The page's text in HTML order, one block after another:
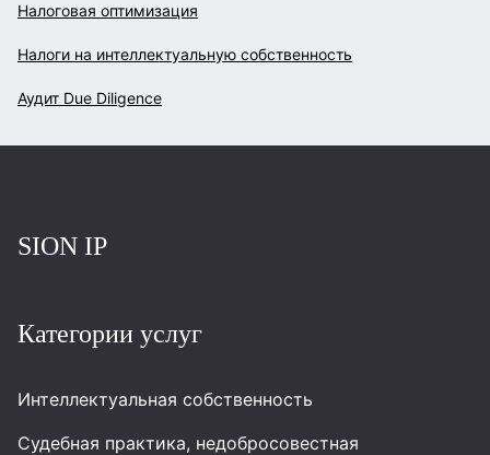
Налоговая оптимизация
Налоги на интеллектуальную собственность
Аудит Due Diligence
SION IP
Категории услуг
Интеллектуальная собственность
Судебная практика, недобросовестная